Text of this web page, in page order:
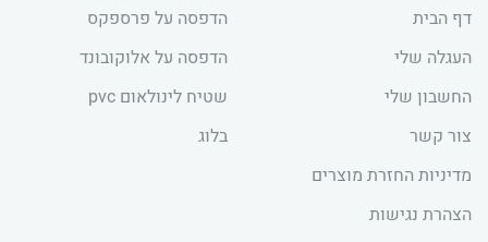
דף הבית
העגלה שלי
החשבון שלי
צור קשר
מדיניות החזרת מוצרים
הצהרת נגישות
הדפסה על פרספקס
הדפסה על אלוקובונד
שטיח לינולאום pvc
בלוג